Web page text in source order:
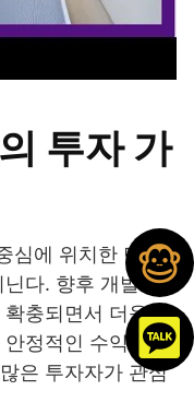
투자 가
심에 위치한 만큼,
다. 향후 개발 계
충되면서 더욱 더
정적인 수익형 부
은 투자자가 관심